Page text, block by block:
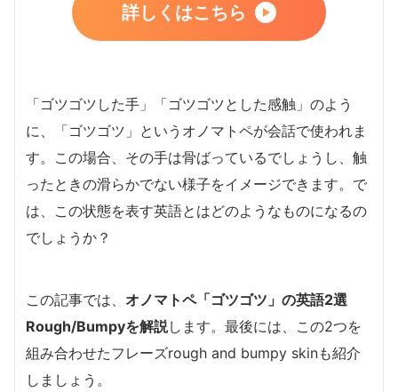
詳しくはこちら
「ゴツゴツした手」「ゴツゴツとした感触」のよう
に、「ゴツゴツ」というオノマトペが会話で使われま
す。この場合、その手は骨ばっているでしょうし、触
ったときの滑らかでない様子をイメージできます。で
は、この状態を表す英語とはどのようなものになるの
でしょうか？
この記事では、 オノマトペ「ゴツゴツ」の英語2選
Rough/Bumpyを解説します。最後には、この2つを
組み合わせたフレーズrough and bumpy skinも紹介
しましょう。